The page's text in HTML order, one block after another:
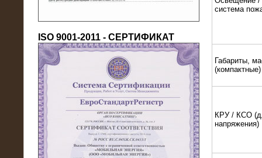
18.03.2016
Нагрузочный комплекс 80 МВт (10
кВ) + КРУ
ISO 9001-2011 - СЕРТИФИКАТ
система
Габариты,
(компактные)
КРУ / КСО
напряжения)